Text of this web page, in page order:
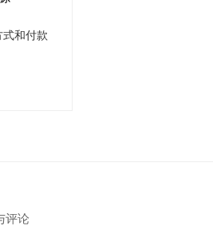
和付款
评论
的高见